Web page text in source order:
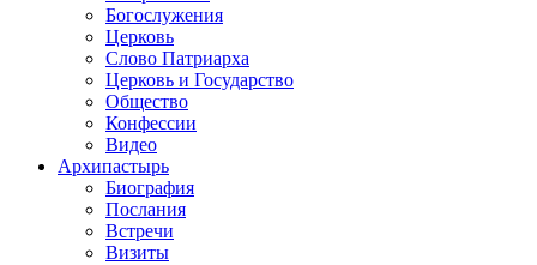
Богослужения
Церковь
Слово Патриарха
Церковь и Государство
Общество
Конфессии
Видео
Архипастырь
Биография
Послания
Встречи
Визиты